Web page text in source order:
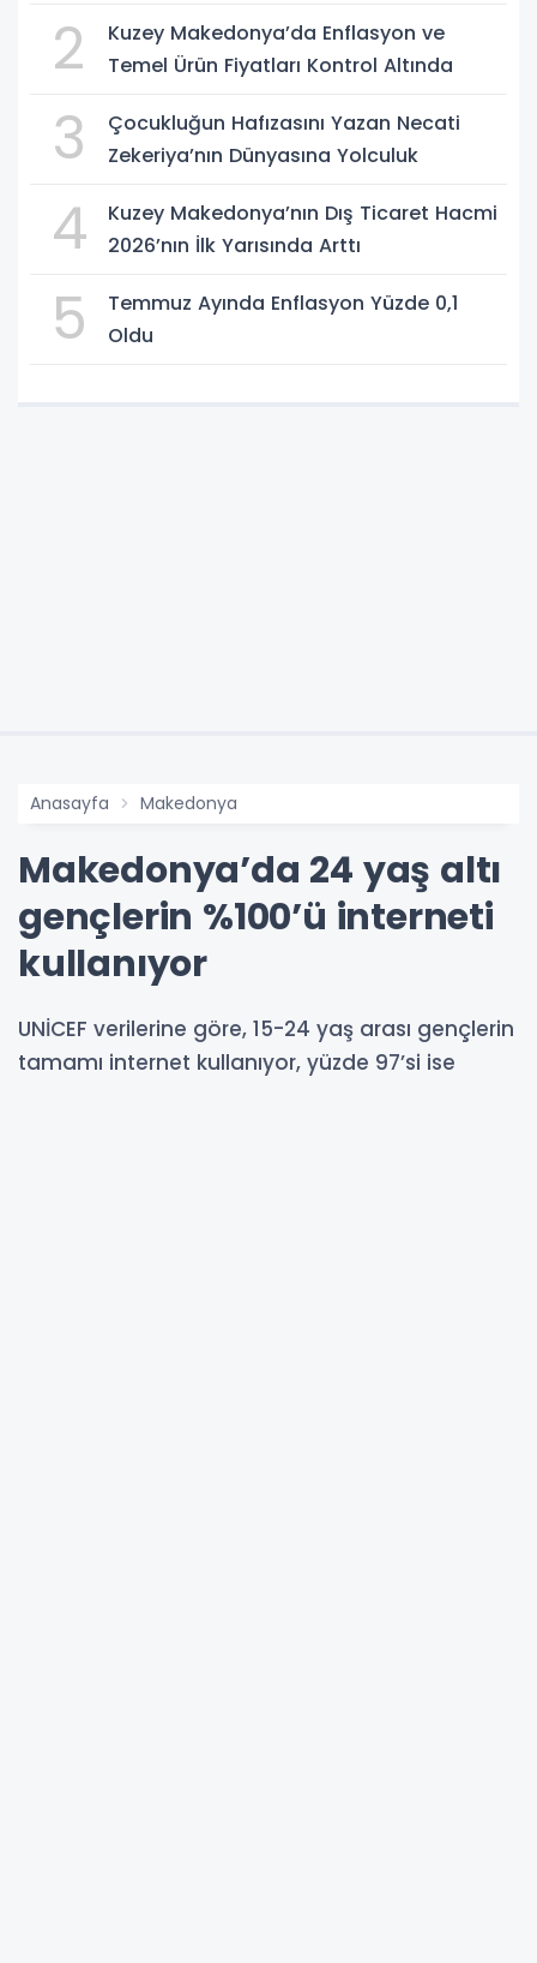
2
Kuzey Makedonya’da Enflasyon ve
Temel Ürün Fiyatları Kontrol Altında
3
Çocukluğun Hafızasını Yazan Necati
Zekeriya’nın Dünyasına Yolculuk
4
Kuzey Makedonya’nın Dış Ticaret Hacmi
2026’nın İlk Yarısında Arttı
5
Temmuz Ayında Enflasyon Yüzde 0,1
Oldu
Anasayfa Makedonya
Makedonya’da 24 yaş altı
gençlerin %100’ü interneti
kullanıyor
UNİCEF verilerine göre, 15-24 yaş arası gençlerin
tamamı internet kullanıyor, yüzde 97’si ise